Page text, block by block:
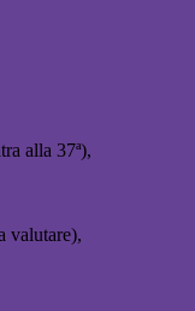
alla 37ª),
valutare),